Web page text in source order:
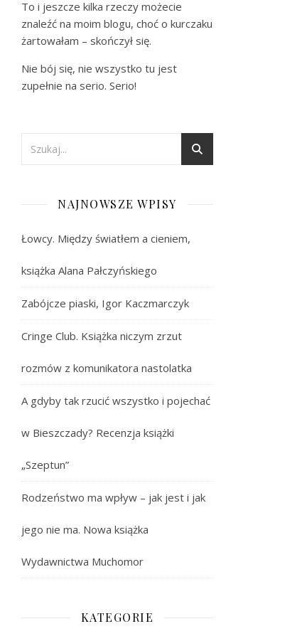
To i jeszcze kilka rzeczy możecie
znaleźć na moim blogu, choć o kurczaku
żartowałam – skończył się.
Nie bój się, nie wszystko tu jest
zupełnie na serio. Serio!
NAJNOWSZE WPISY
Łowcy. Między światłem a cieniem,
książka Alana Pałczyńskiego
Zabójcze piaski, Igor Kaczmarczyk
Cringe Club. Książka niczym zrzut
rozmów z komunikatora nastolatka
A gdyby tak rzucić wszystko i pojechać
w Bieszczady? Recenzja książki
„Szeptun”
Rodzeństwo ma wpływ – jak jest i jak
jego nie ma. Nowa książka
Wydawnictwa Muchomor
KATEGORIE